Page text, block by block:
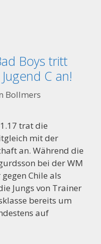
Boys tritt
C an!
Bollmers
trat die
mit der
an. Während die
bei der WM
Chile als
Jungs von Trainer
bereits um
auf